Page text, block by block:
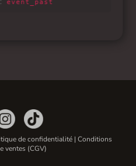
de confidentialité| Conditions
ventes (CGV)